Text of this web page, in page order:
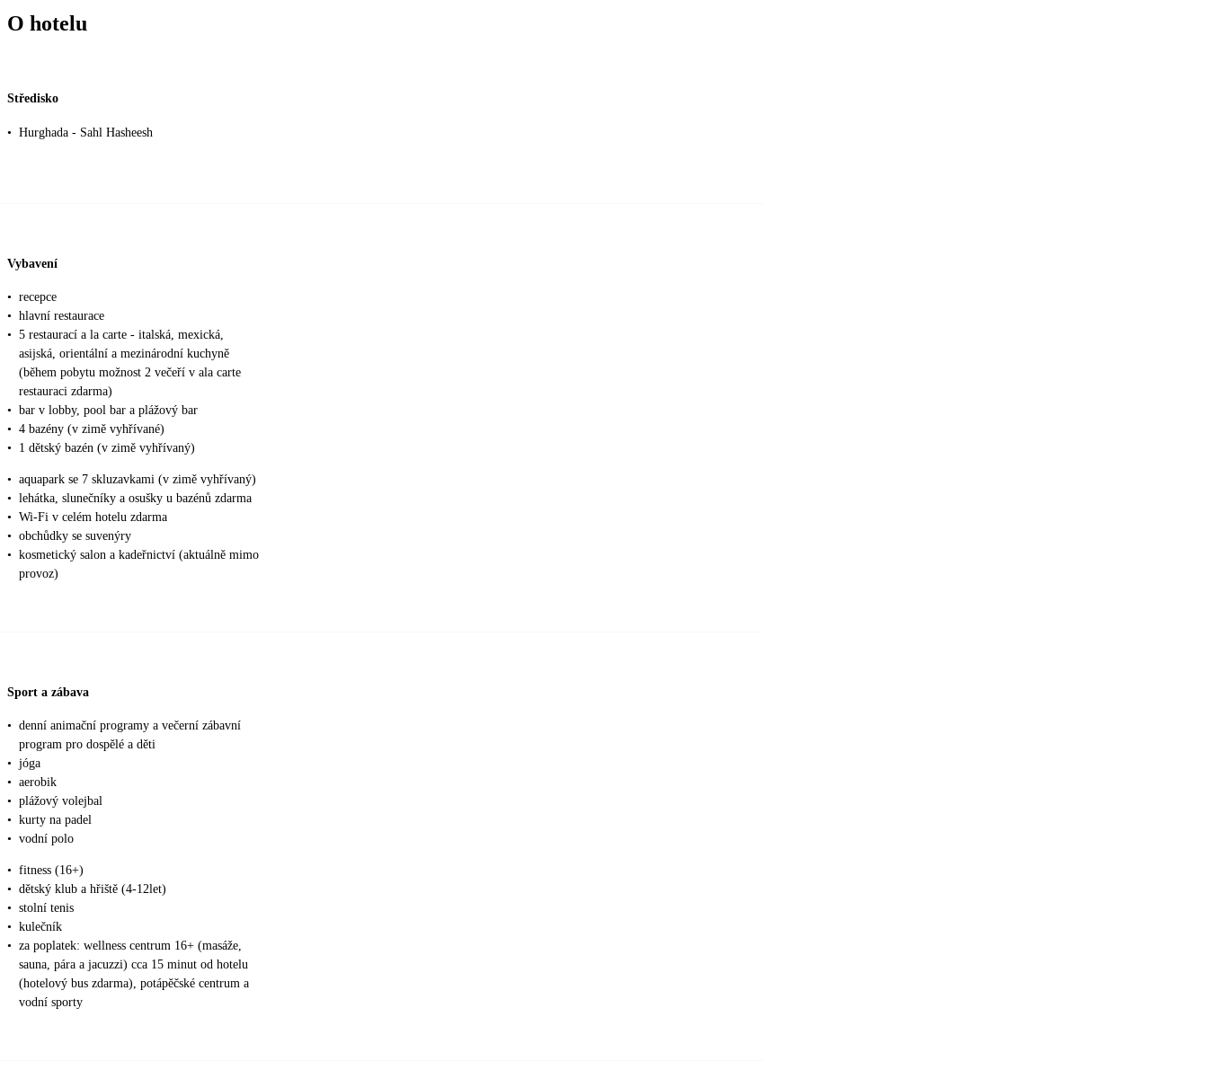
O hotelu
Středisko
• Hurghada - Sahl Hasheesh
Vybavení
• recepce
• hlavní restaurace
• 5 restaurací a la carte - italská, mexická,
asijská, orientální a mezinárodní kuchyně
(během pobytu možnost 2 večeří v ala carte
restauraci zdarma)
• bar v lobby, pool bar a plážový bar
• 4 bazény (v zimě vyhřívané)
•
1 dětský bazén (v zimě vyhřívaný)
• aquapark se 7 skluzavkami (v zimě vyhřívaný)
• lehátka, slunečníky a osušky u bazénů zdarma
• Wi-Fi v celém hotelu zdarma
• obchůdky se suvenýry
• kosmetický salon a kadeřnictví (aktuálně mimo
provoz)
Sport a zábava
• denní animační programy a večerní zábavní
program pro dospělé a děti
• jóga
• aerobik
• plážový volejbal
• kurty na padel
• vodní polo
• fitness (16+)
• dětský klub a hřiště (4-12let)
• stolní tenis
• kulečník
• za poplatek: wellness centrum 16+ (masáže,
sauna, pára a jacuzzi) cca 15 minut od hotelu
(hotelový bus zdarma), potápěčské centrum a
vodní sporty